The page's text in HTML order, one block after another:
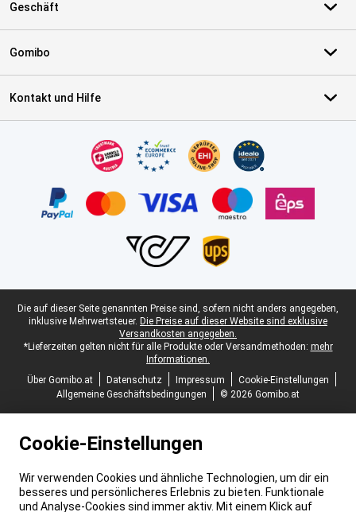
Geschäft
Gomibo
Kontakt und Hilfe
Juristische Fußzeile
Die auf dieser Seite genannten Preise sind, sofern nicht anders angegeben,
inklusive Mehrwertsteuer. Die Preise auf dieser Website sind exklusive
Versandkosten angegeben.
*Lieferzeiten gelten nicht für alle Produkte oder Versandmethoden: mehr
Informationen.
Über Gomibo.at
Datenschutz Impressum
Cookie-Einstellungen
Allgemeine Geschäftsbedingungen
© 2026 Gomibo.at
Cookie-Einstellungen
Wir verwenden Cookies und ähnliche Technologien, um dir ein
besseres und persönlicheres Erlebnis zu bieten. Funktionale
und Analyse-Cookies sind immer aktiv. Mit einem Klick auf